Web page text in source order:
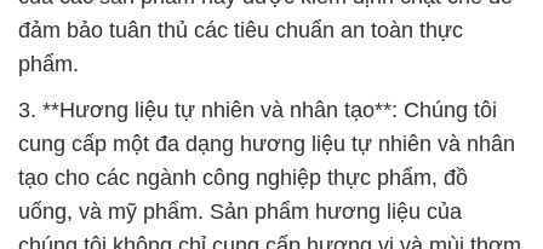
đảm bảo tuân thủ các tiêu chuẩn an toàn thực
phẩm.
3. **Hương liệu tự nhiên và nhân tạo**: Chúng tôi
cung cấp một đa dạng hương liệu tự nhiên và nhân
tạo cho các ngành công nghiệp thực phẩm, đồ
uống, và mỹ phẩm. Sản phẩm hương liệu của